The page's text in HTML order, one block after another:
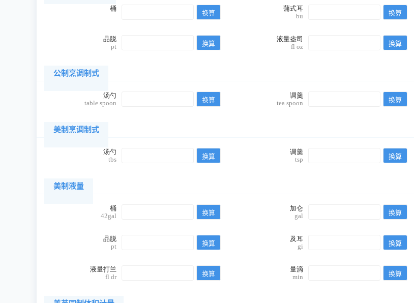
桶
蒲式耳
bu
品脱
pt
液量盎司
fl oz
公制烹调制式
汤勺
table spoon
调羹
tea spoon
美制烹调制式
汤勺
tbs
调羹
tsp
美制液量
桶
42gal
加仑
gal
品脱
pt
及耳
gi
液量打兰
fl dr
量滴
min